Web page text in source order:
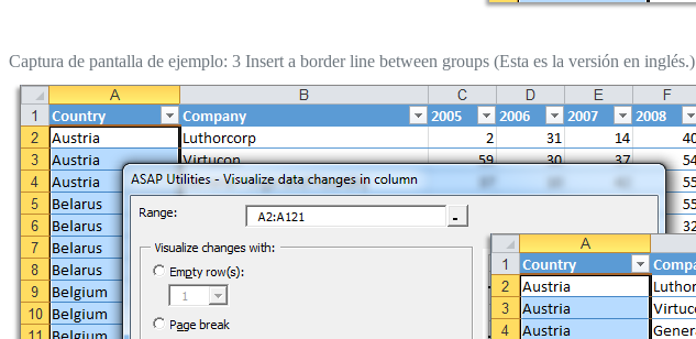
Captura de pantalla de ejemplo: 3 Insert a border line between groups (Esta es la versión en inglés.)